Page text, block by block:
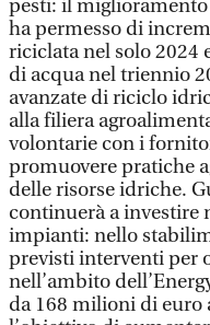
pesti: il
ha permesso di
riciclata nel solo 2024
di acqua nel triennio
avanzate di riciclo
alla filiera
volontarie con i
promuovere pratiche
delle risorse idriche.
continuerà a investire
impianti: nello
previsti interventi per
nell’ambito
da 168 milioni di euro